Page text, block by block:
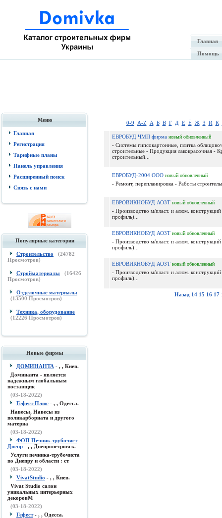
Главная
Помощь
Меню
Главная
Регистрация
Тарифные планы
Панель управления
Расширенный поиск
Связь с нами
Популярные категории
Строительство (24782
Просмотров)
Стройматериалы (16426
Просмотров)
Отделочные материалы
(13500 Просмотров)
Техника, оборудование
(12226 Просмотров)
Новые фирмы
ДОМИНАНТА - , , Киев.
Доминанта - является
надежным глобальным
поставщик
(03-18-2022)
Гефест Плюс - , , Одесса.
Навесы, Навесы из
поликарборната и другого
материа
(03-18-2022)
ФОП Печник-трубочист
Днепр - , , Днепропетровск.
Услуги печника-трубочиста
по Днепру и области : ст
(03-18-2022)
VivatStudio - , , Киев.
Vivat Studio салон
уникальных интерьерных
декоровМ
(03-18-2022)
Гефест- , , Одесса.
0-9 A-Z А Б В Г Д Е Ё Ж З И К
ЕВРОБУД ЧМП фирма новый обновленный
- Системы гипсокартонные, плитка
строительные - Продукция лакокрасочная -
строительный...
ЕВРОБУД-2004 ООО новый обновленный
- Ремонт, перепланировка - Работы
ЕВРОВИКНОБУД АОЗТ новый обновленный
- Производство м/пласт. и алюм.
профиль)...
ЕВРОВИКНОБУД АОЗТ новый обновленный
- Производство м/пласт. и алюм.
профиль)...
ЕВРОВИКНОБУД АОЗТ новый обновленный
- Производство м/пласт. и алюм.
профиль)...
Назад 14 15 16 17